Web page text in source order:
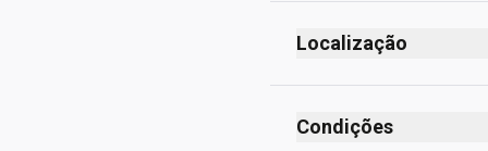
Localização
Partidas
Após verificação de
Condições